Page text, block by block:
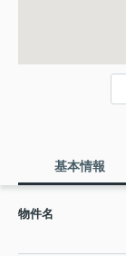
基本情報
物件名